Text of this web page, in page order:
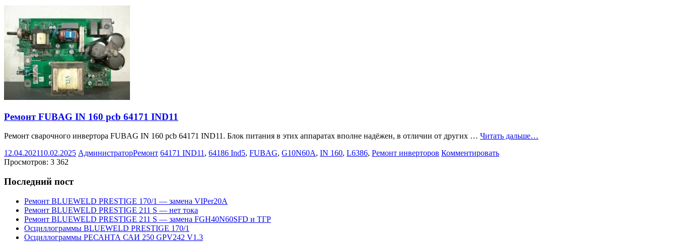
Ремонт FUBAG IN 160 pcb 64171 IND11
Ремонт сварочного инвертора FUBAG IN 160 pcb 64171 IND11. Блок питания в этих аппаратах вполне надёжен, в отличии от других … Читать дальше…
12.04.202110.02.2025 АдминистраторРемонт 64171 IND11 , 64186 Ind5, FUBAG, G10N60A, IN 160, L6386, Ремонт инверторов Комментировать
Просмотров: 3 362
Последний пост
Ремонт BLUEWELD PRESTIGE 170/1 — замена VIPer20A
Ремонт BLUEWELD PRESTIGE 211 S — нет тока
Ремонт BLUEWELD PRESTIGE 211 S — замена FGH40N60SFD и ТГР
Осциллограммы BLUEWELD PRESTIGE 170/1
Осциллограммы РЕСАНТА САИ 250 GPV242 V1.3